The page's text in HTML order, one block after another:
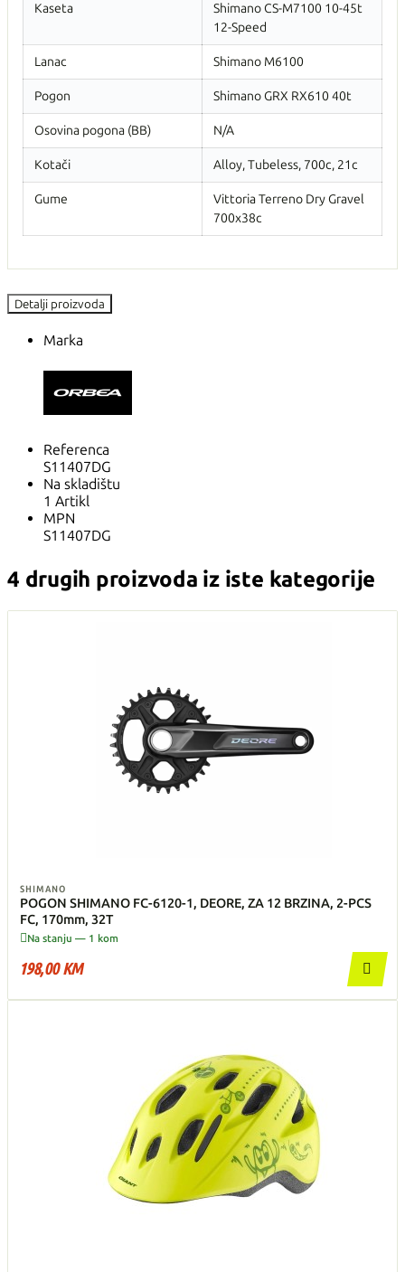
Kaseta
Shimano CS-M7100 10-45t
12-Speed
Lanac Shimano M6100
Pogon Shimano GRX RX610 40t
Osovina pogona (BB) N/A
Kotači Alloy, Tubeless, 700c, 21c
Gume
Vittoria Terreno Dry Gravel
700x38c
Detalji proizvoda
Marka
Referenca
S11407DG
Na skladištu
1 Artikl
MPN
S11407DG
4 drugih proizvoda iz iste kategorije
SHIMANO
POGON SHIMANO FC-6120-1, DEORE, ZA 12 BRZINA, 2-PCS
FC, 170mm, 32T
Na stanju — 1 kom
198,00 KM 